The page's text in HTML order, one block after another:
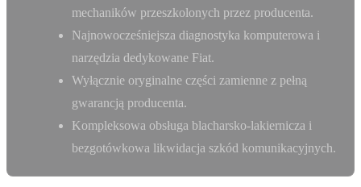
mechaników przeszkolonych przez producenta.
Najnowocześniejsza diagnostyka komputerowa i
narzędzia dedykowane Fiat.
Wyłącznie oryginalne części zamienne z pełną
gwarancją producenta.
Kompleksowa obsługa blacharsko-lakiernicza i
bezgotówkowa likwidacja szkód komunikacyjnych.